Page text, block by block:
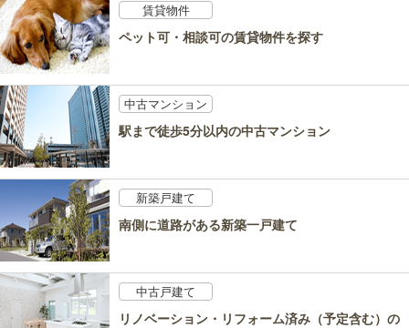
賃貸物件
ペット可・相談可の賃貸物件を探す
中古マンション
駅まで徒歩5分以内の中古マンション
新築戸建て
南側に道路がある新築一戸建て
中古戸建て
リノベーション・リフォーム済み（予定含む）の